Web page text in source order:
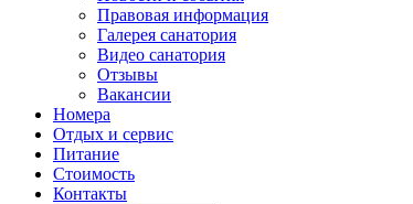
Правовая информация
Галерея санатория
Видео санатория
Отзывы
Вакансии
Номера
Отдых и сервис
Питание
Стоимость
Контакты